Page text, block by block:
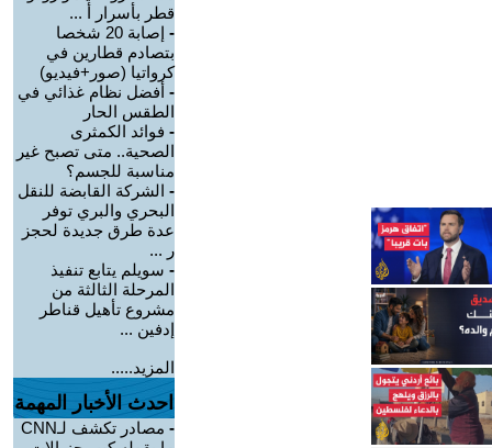
قطر بأسرار أ ...
-
إصابة 20 شخصا
بتصادم قطارين في
كرواتيا (صور+فيديو)
- أفضل نظام غذائي في
الطقس الحار
- فوائد الكمثرى
الصحية.. متى تصبح غير
مناسبة للجسم؟
- الشركة القابضة للنقل
البحري والبري توفر
عدة طرق جديدة لحجز
ر ...
- سويلم يتابع تنفيذ
المرحلة الثالثة من
مشروع تأهيل قناطر
إدفين ...
المزيد.....
احدث الأخبار المهمة
-
مصادر تكشف لـCNN